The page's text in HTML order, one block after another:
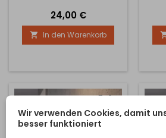
matten Oberfläche passt er
hervorragend in moderne,
minimalistische und
industrielle Interieurs. Die
bietet einen zuverlässigen
Mänteln, Jacken,
oder...
Preis
24,00 €
 In den Warenkorb
Wir verwenden Cookies, damit
besser funktioniert